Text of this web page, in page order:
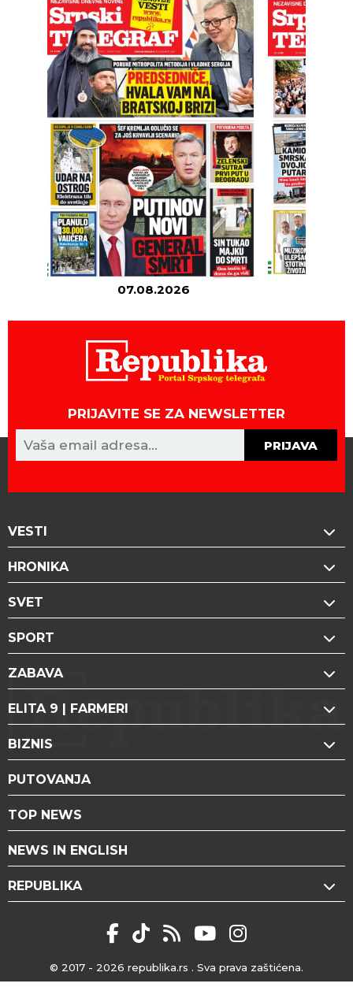
07.08.2026
PRIJAVITE SE ZA NEWSLETTER
PRIJAVA
VESTI
HRONIKA
SVET
SPORT
ZABAVA
ELITA 9 | FARMERI
BIZNIS
PUTOVANJA
TOP NEWS
NEWS IN ENGLISH
REPUBLIKA
© 2017 - 2026 republika.rs . Sva prava zaštićena.